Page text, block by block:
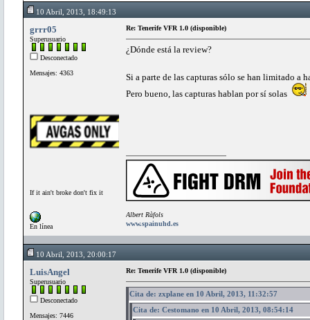
10 Abril, 2013, 18:49:13
grrr05
Superusuario
Desconectado
Mensajes: 4363
If it ain't broke don't fix it
En línea
Re: Tenerife VFR 1.0 (disponible)
¿Dónde está la review?
Si a parte de las capturas sólo se han limitado a
Pero bueno, las capturas hablan por sí solas
Albert Ràfols
www.spainuhd.es
10 Abril, 2013, 20:00:17
LuisAngel
Superusuario
Desconectado
Mensajes: 7446
Re: Tenerife VFR 1.0 (disponible)
Cita de: zxplane en 10 Abril, 2013, 11:32:57
Cita de: Cestomano en 10 Abril, 2013, 08:54:14